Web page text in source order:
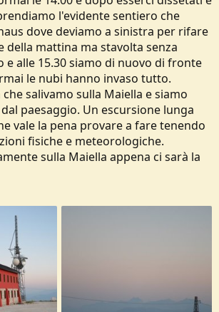
l'evidente sentiero che
dove deviamo a sinistra per rifare
della mattina ma stavolta senza
e alle 15.30 siamo di nuovo di fronte
le nubi hanno invaso tutto.
salivamo sulla Maiella e siamo
paesaggio. Un escursione lunga
vale la pena provare a fare tenendo
fisiche e meteorologiche.
sulla Maiella appena ci sarà la